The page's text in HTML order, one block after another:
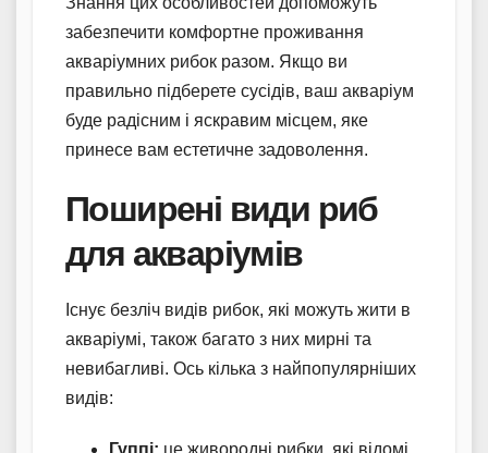
забезпечити комфортне проживання
акваріумних рибок разом. Якщо ви
правильно підберете сусідів, ваш акваріум
буде радісним і яскравим місцем, яке
принесе вам естетичне задоволення.
Поширені види риб
для акваріумів
Існує безліч видів рибок, які можуть жити в
акваріумі, також багато з них мирні та
невибагливі. Ось кілька з найпопулярніших
видів:
Гуппі: це живородні рибки, які відомі